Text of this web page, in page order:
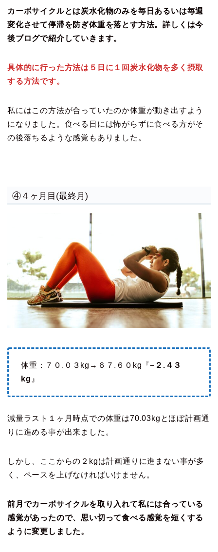
カーボサイクルとは炭水化物のみを毎日あるいは毎週
変化させて停滞を防ぎ体重を落とす方法。詳しくは今
後ブログで紹介していきます。
具体的に行った方法は５日に１回炭水化物を多く摂取
する方法です。
私にはこの方法が合っていたのか体重が動き出すよう
になりました。食べる日には怖がらずに食べる方がそ
の後落ちるような感覚もありました。
④４ヶ月目(最終月)
体重：７０.０３kg→６７.６０kg『−２.４３
kg 』
減量ラスト１ヶ月時点での体重は70.03kgとほぼ計画通
りに進める事が出来ました。
しかし、ここからの２kgは計画通りに進まない事が多
く、ペースを上げなければいけません。
前月でカーボサイクルを取り入れて私には合っている
感覚があったので、思い切って食べる感覚を短くする
ように変更しました。